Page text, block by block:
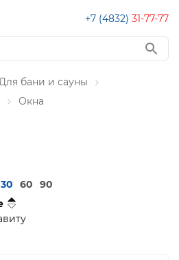
+7 (4832) 31-77-77
бани и сауны
Окна
30 60
90